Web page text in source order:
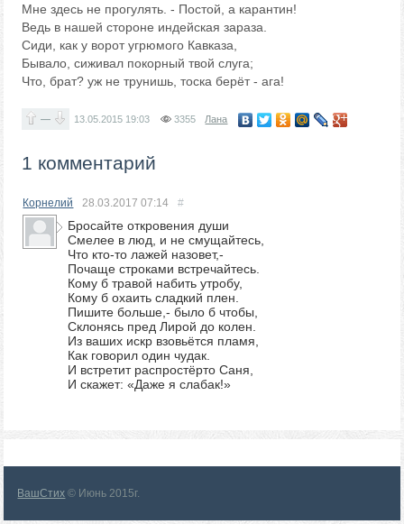
Мне здесь не прогулять. - Постой, а карантин!
Ведь в нашей стороне индейская зараза.
Сиди, как у ворот угрюмого Кавказа,
Бывало, сиживал покорный твой слуга;
Что, брат? уж не трунишь, тоска берёт - ага!
— 13.05.2015 19:03 3355 Лана
1 комментарий
Корнелий 28.03.201707:14 #
Бросайте откровения души
Смелее в люд, и не смущайтесь,
Что кто-то лажей назовет,-
Почаще строками встречайтесь.
Кому б травой набить утробу,
Кому б охаить сладкий плен.
Пишите больше,- было б чтобы,
Склонясь пред Лирой до колен.
Из ваших искр взовьётся пламя,
Как говорил один чудак.
И встретит распростёрто Саня,
И скажет: «Даже я слабак!»
ВашСтих © Июнь 2015г.